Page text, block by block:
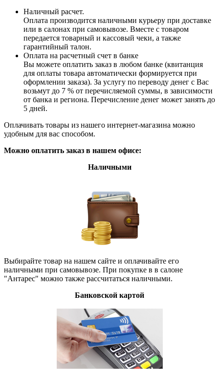
Наличный расчет.
Оплата производится наличными курьеру при доставке
или в салонах при самовывозе. Вместе с товаром
передается товарный и кассовый чеки, а также
гарантийный талон.
Оплата на расчетный счет в банке
Вы можете оплатить заказ в любом банке (квитанция
для оплаты товара автоматически формируется при
оформлении заказа). За услугу по переводу денег с Вас
возьмут до 7 % от перечисляемой суммы, в зависимости
от банка и региона. Перечисление денег может занять до
5 дней.
Оплачивать товары из нашего интернет-магазина можно
удобным для вас способом.
Можно оплатить заказ в нашем офисе:
Наличными
Выбирайте товар на нашем сайте и оплачивайте его
наличными при самовывозе. При покупке в в салоне
"Антарес" можно также рассчитаться наличными.
Банковской картой